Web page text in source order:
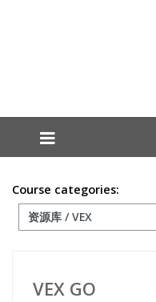
Course categories:
VEX GO